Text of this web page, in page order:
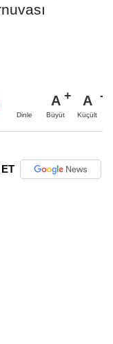
Dinle
A
Büyüt
A
Küçült